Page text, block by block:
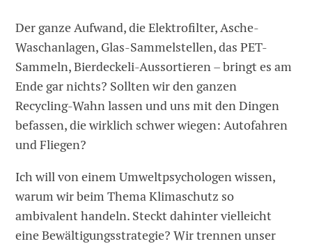
Der ganze Aufwand, die Elektrofilter, Asche-
Waschanlagen, Glas-Sammelstellen, das PET-
Sammeln, Bierdeckeli-Aussortieren – bringt es am
Ende gar nichts? Sollten wir den ganzen
Recycling-Wahn lassen und uns mit den Dingen
befassen, die wirklich schwer wiegen: Autofahren
und Fliegen?
Ich will von einem Umweltpsychologen wissen,
warum wir beim Thema Klimaschutz so
ambivalent handeln. Steckt dahinter vielleicht
eine Bewältigungsstrategie? Wir trennen unser